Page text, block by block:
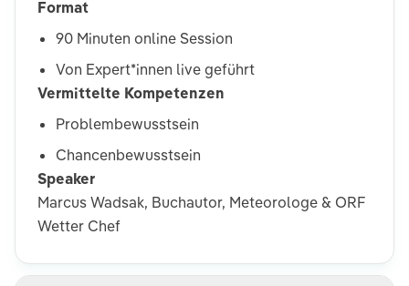
Format
90 Minuten online Session
Von Expert*innen live geführt
Vermittelte Kompetenzen
Problembewusstsein
Chancenbewusstsein
Speaker
Marcus Wadsak, Buchautor, Meteorologe & ORF
Wetter Chef